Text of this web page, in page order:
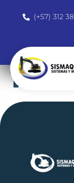
(+57) 312